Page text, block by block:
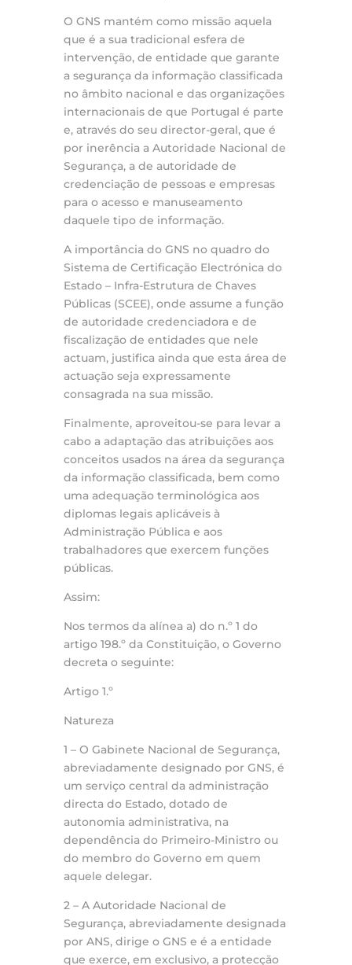
O GNS mantém como missão aquela
que é a sua tradicional esfera de
intervenção, de entidade que garante
a segurança da informação classificada
no âmbito nacional e das organizações
internacionais de que Portugal é parte
e, através do seu director-geral, que é
por inerência a Autoridade Nacional de
Segurança, a de autoridade de
credenciação de pessoas e empresas
para o acesso e manuseamento
daquele tipo de informação.
A importância do GNS no quadro do
Sistema de Certificação Electrónica do
Estado – Infra-Estrutura de Chaves
Públicas (SCEE), onde assume a função
de autoridade credenciadora e de
fiscalização de entidades que nele
actuam, justifica ainda que esta área de
actuação seja expressamente
consagrada na sua missão.
Finalmente, aproveitou-se para levar a
cabo a adaptação das atribuições aos
conceitos usados na área da segurança
da informação classificada, bem como
uma adequação terminológica aos
diplomas legais aplicáveis à
Administração Pública e aos
trabalhadores que exercem funções
públicas.
Assim:
Nos termos da alínea a) do n.º 1 do
artigo 198.º da Constituição, o Governo
decreta o seguinte:
Artigo 1.º
Natureza
1 – O Gabinete Nacional de Segurança,
abreviadamente designado por GNS, é
um serviço central da administração
directa do Estado, dotado de
autonomia administrativa, na
dependência do Primeiro-Ministro ou
do membro do Governo em quem
aquele delegar.
2 – A Autoridade Nacional de
Segurança, abreviadamente designada
por ANS, dirige o GNS e é a entidade
que exerce, em exclusivo, a protecção